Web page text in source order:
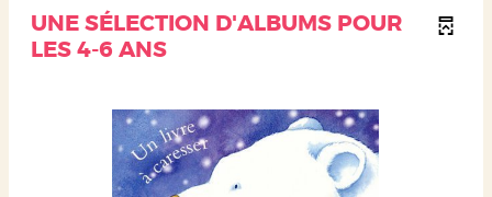
UNE SÉLECTION D'ALBUMS POUR
LES 4-6 ANS